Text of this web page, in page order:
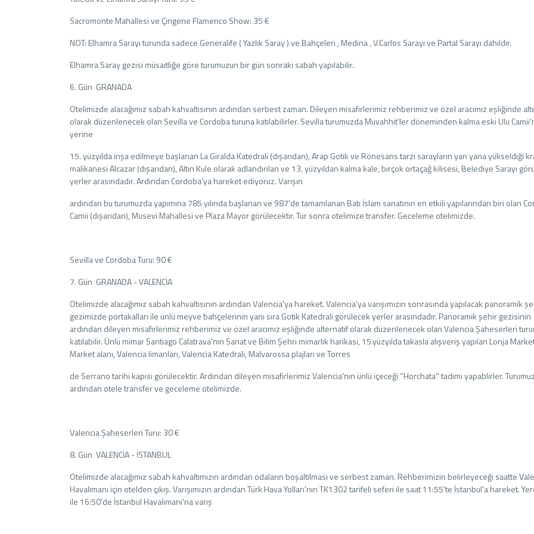
Sacromonte Mahallesi ve Çingene Flamenco Show: 35 €
NOT: Elhamra Sarayı turunda sadece Generalife ( Yazlık Saray ) ve Bahçeleri , Medina , V.Carlos Sarayı ve Partal Sarayı dahildir.
Elhamra Saray gezisi müsaitliğe göre turumuzun bir gün sonraki sabah yapılabilir.
6. Gün GRANADA
Otelimizde alacağımız sabah kahvaltısının ardından serbest zaman. Dileyen misafirlerimiz rehberimiz ve özel aracımız eşliğinde
olarak düzenlenecek olan Sevilla ve Cordoba turuna katılabilirler. Sevilla turumuzda Muvahhit'ler döneminden kalma eski Ulu
yerine
15. yüzyılda inşa edilmeye başlanan La Giralda Katedrali (dışarıdan), Arap Gotik ve Rönesans tarzı sarayların yan yana yükseldiği
malikanesi Alcazar (dışarıdan), Altın Kule olarak adlandırılan ve 13. yüzyıldan kalma kale, birçok ortaçağ kilisesi, Belediye Sarayı
yerler arasındadır. Ardından Cordoba'ya hareket ediyoruz. Varışın
ardından bu turumuzda yapımına 785 yılında başlanan ve 987'de tamamlanan Batı İslam sanatının en etkili yapılarından biri olan
Camii (dışarıdan), Musevi Mahallesi ve Plaza Mayor görülecektir. Tur sonra otelimize transfer. Geceleme otelimizde.
Sevilla ve Cordoba Turu: 90 €
7. Gün GRANADA - VALENCİA
Otelimizde alacağımız sabah kahvaltısının ardından Valencia'ya hareket. Valencia'ya varışımızın sonrasında yapılacak panoramik
gezimizde portakalları ile ünlü meyve bahçelerinin yanı sıra Gotik Katedrali görülecek yerler arasındadır. Panoramik şehir gezisinin
ardından dileyen misafirlerimiz rehberimiz ve özel aracımız eşliğinde alternatif olarak düzenlenecek olan Valencia Şaheserleri
katılabilir. Ünlü mimar Santiago Calatrava'nın Sanat ve Bilim Şehri mimarlık harikası, 15.yüzyılda takasla alışveriş yapılan Lonja
Market alanı, Valencia limanları, Valencia Katedrali, Malvarossa plajları ve Torres
de Serrano tarihi kapısı görülecektir. Ardından dileyen misafirlerimiz Valencia'nın ünlü içeceği ''Horchata'' tadımı yapablirler.
ardından otele transfer ve geceleme otelimizde.
Valencia Şaheserleri Turu: 30 €
8. Gün VALENCİA - İSTANBUL
Otelimizde alacağımız sabah kahvaltımızın ardından odaların boşaltılması ve serbest zaman. Rehberimizin belirleyeceği saatte
Havalimanı için otelden çıkış. Varışımızın ardından Türk Hava Yolları'nın TK1302 tarifeli seferi ile saat 11:55'te İstanbul'a hareket.
ile 16:50'de İstanbul Havalimanı'na varış